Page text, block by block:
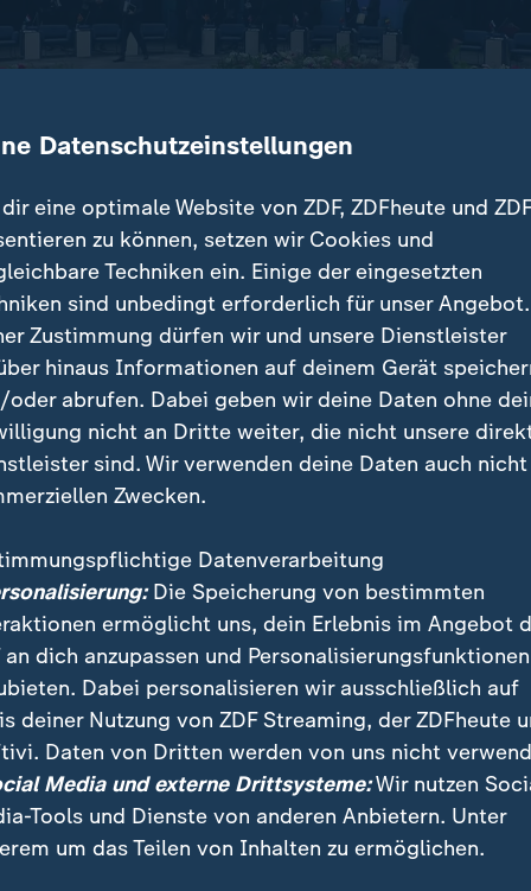
sich die Außenminister der NATO-
sorgte mit seiner Ankündigung, doch Soldaten nach
| heute 19:00 Uhr:
um bessere
1:53
Nachrichten | heute 19:00 Uhr:
Ermittlungen dauern an
Video 1:37
Datenschutzeinstellungen
eine optimale Website von ZDF, ZDFheute und
zu können, setzen wir Cookies und
Techniken ein. Einige der eingesetzten
sind unbedingt erforderlich für unser
Zustimmung dürfen wir und unsere Dienstleister
hinaus Informationen auf deinem Gerät
oder abrufen. Dabei geben wir deine Daten ohne
nicht an Dritte weiter, die nicht unsere
sind. Wir verwenden deine Daten auch nicht
Zwecken.
Datenverarbeitung
Die Speicherung von bestimmten
ermöglicht uns, dein Erlebnis im Angebot
an dich anzupassen und Personalisierungsfunktionen
Dabei personalisieren wir ausschließlich auf
deiner Nutzung von ZDF Streaming, der ZDFheute
Daten von Dritten werden von uns nicht
Media und externe Drittsysteme:Wir nutzen
Tools und Dienste von anderen Anbietern. Unter
um das Teilen von Inhalten zu ermöglichen.